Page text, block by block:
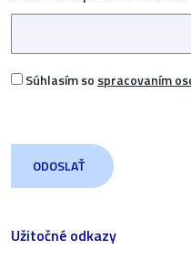
Užitočné odkazy
Súhlasím so spracovaním